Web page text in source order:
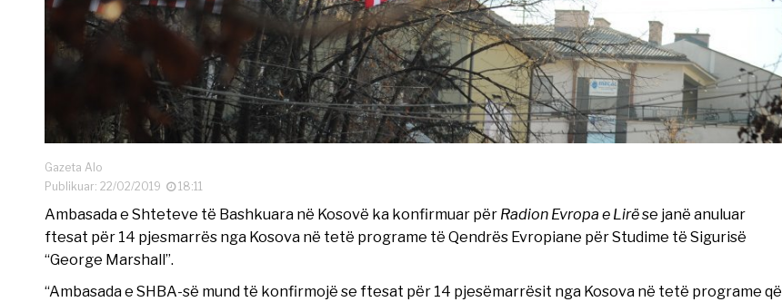
Gazeta Alo
Publikuar: 22/02/2019
18:11
Ambasada e Shteteve të Bashkuara në Kosovë ka konfirmuar për Radion Evropa e Lirëse janë anuluar
ftesat për 14 pjesmarrës nga Kosova në tetë programe të Qendrës Evropiane për Studime të Sigurisë
“George Marshall”.
“Ambasada e SHBA-së mund të konfirmojë se ftesat për 14 pjesëmarrësit nga Kosova në tetë programe që